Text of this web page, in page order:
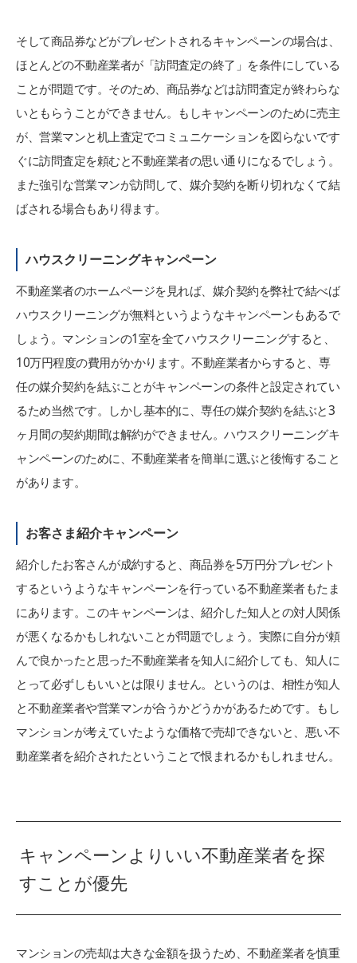
そして商品券などがプレゼントされるキャンペーンの場合は、
ほとんどの不動産業者が「訪問査定の終了」を条件にしている
ことが問題です。そのため、商品券などは訪問査定が終わらな
いともらうことができません。もしキャンペーンのために売主
が、営業マンと机上査定でコミュニケーションを図らないです
ぐに訪問査定を頼むと不動産業者の思い通りになるでしょう。
また強引な営業マンが訪問して、媒介契約を断り切れなくて結
ばされる場合もあり得ます。
ハウスクリーニングキャンペーン
不動産業者のホームページを見れば、媒介契約を弊社で結べば
ハウスクリーニングが無料というようなキャンペーンもあるで
しょう。マンションの1室を全てハウスクリーニングすると、
10万円程度の費用がかかります。不動産業者からすると、専
任の媒介契約を結ぶことがキャンペーンの条件と設定されてい
るため当然です。しかし基本的に、専任の媒介契約を結ぶと3
ヶ月間の契約期間は解約ができません。ハウスクリーニングキ
ャンペーンのために、不動産業者を簡単に選ぶと後悔すること
があります。
お客さま紹介キャンペーン
紹介したお客さんが成約すると、商品券を5万円分プレゼント
するというようなキャンペーンを行っている不動産業者もたま
にあります。このキャンペーンは、紹介した知人との対人関係
が悪くなるかもしれないことが問題でしょう。実際に自分が頼
んで良かったと思った不動産業者を知人に紹介しても、知人に
とって必ずしもいいとは限りません。というのは、相性が知人
と不動産業者や営業マンが合うかどうかがあるためです。もし
マンションが考えていたような価格で売却できないと、悪い不
動産業者を紹介されたということで恨まれるかもしれません。
キャンペーンよりいい不動産業者を探
すことが優先
マンションの売却は大きな金額を扱うため、不動産業者を慎重